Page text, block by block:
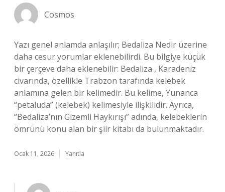
Cosmos
Yazı genel anlamda anlaşılır; Bedaliza Nedir üzerine
daha cesur yorumlar eklenebilirdi. Bu bilgiye küçük
bir çerçeve daha eklenebilir: Bedaliza , Karadeniz
civarında, özellikle Trabzon tarafında kelebek
anlamına gelen bir kelimedir. Bu kelime, Yunanca
“petaluda” (kelebek) kelimesiyle ilişkilidir. Ayrıca,
“Bedaliza’nın Gizemli Haykırışı” adında, kelebeklerin
ömrünü konu alan bir şiir kitabı da bulunmaktadır.
Ocak 11, 2026 Yanıtla